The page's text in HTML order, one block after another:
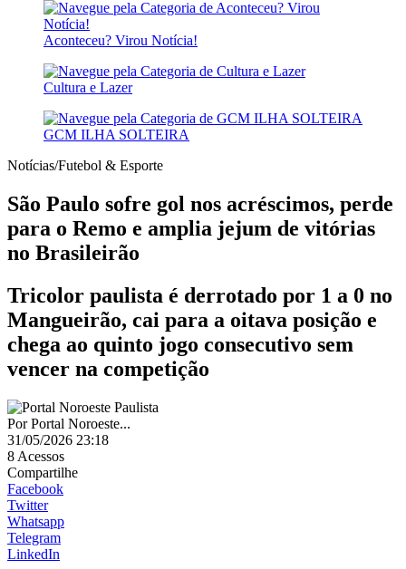
Aconteceu? Virou Notícia!
Cultura e Lazer
GCM ILHA SOLTEIRA
Notícias/Futebol & Esporte
São Paulo sofre gol nos acréscimos, perde
para o Remo e amplia jejum de vitórias
no Brasileirão
Tricolor paulista é derrotado por 1 a 0 no
Mangueirão, cai para a oitava posição e
chega ao quinto jogo consecutivo sem
vencer na competição
PorPortal Noroeste...
31/05/2026 23:18
8 Acessos
Compartilhe
Facebook
Twitter
Whatsapp
Telegram
LinkedIn